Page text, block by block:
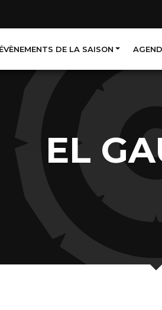
ÉVÈNEMENTS DE LA SAISON
EL